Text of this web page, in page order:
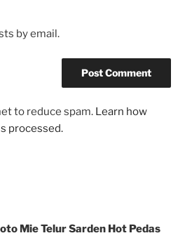
by email.
to reduce spam. Learn how
processed.
Mie Telur Sarden Hot Pedas